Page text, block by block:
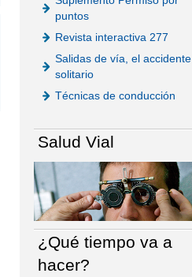
puntos
Revista interactiva 277
Salidas de vía, el accidente
solitario
Técnicas de conducción
Salud Vial
¿Qué tiempo va a
hacer?